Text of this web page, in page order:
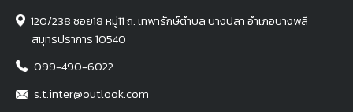
120/238 ซอย18 หมู่11 ถ. เทพารักษ์ตำบล บางปลา อำเภอบางพลี
สมุทรปราการ 10540
099-490-6022
s.t.inter@outlook.com